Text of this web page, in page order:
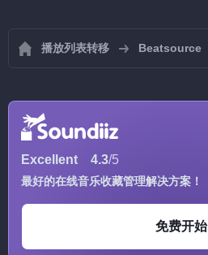
播放列表转移 Beatsource
Excellent 4.3/5
最好的在线音乐收藏管理解决方案！
免费开始